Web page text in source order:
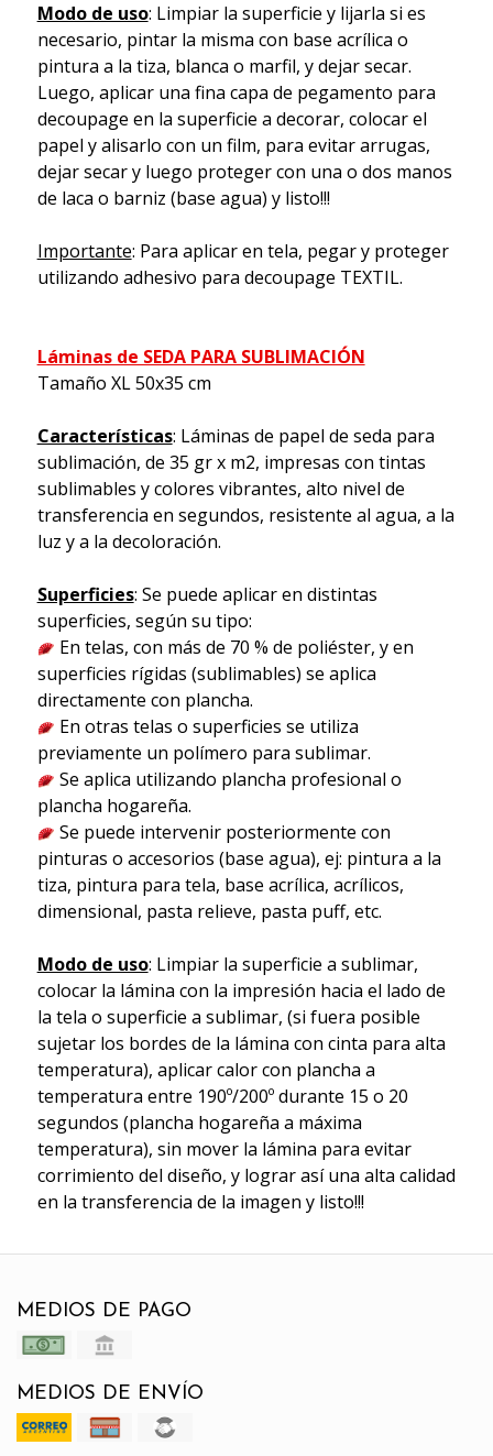
Modo de uso: Limpiar la superficie y lijarla si es
necesario, pintar la misma con base acrílica o
pintura a la tiza, blanca o marfil, y dejar secar.
Luego, aplicar una fina capa de pegamento para
decoupage en la superficie a decorar, colocar el
papel y alisarlo con un film, para evitar arrugas,
dejar secar y luego proteger con una o dos manos
de laca o barniz (base agua) y listo!!!
Importante: Para aplicar en tela, pegar y proteger
utilizando adhesivo para decoupage TEXTIL.
Láminas de SEDA PARA SUBLIMACIÓN
Tamaño XL 50x35 cm
Características: Láminas de papel de seda para
sublimación, de 35 gr x m2, impresas con tintas
sublimables y colores vibrantes, alto nivel de
transferencia en segundos, resistente al agua, a la
luz y a la decoloración.
Superficies: Se puede aplicar en distintas
superficies, según su tipo:
En telas, con más de 70 % de poliéster, y en
superficies rígidas (sublimables) se aplica
directamente con plancha.
En otras telas o superficies se utiliza
previamente un polímero para sublimar.
Se aplica utilizando plancha profesional o
plancha hogareña.
Se puede intervenir posteriormente con
pinturas o accesorios (base agua), ej: pintura a la
tiza, pintura para tela, base acrílica, acrílicos,
dimensional, pasta relieve, pasta puff, etc.
Modo de uso: Limpiar la superficie a sublimar,
colocar la lámina con la impresión hacia el lado de
la tela o superficie a sublimar, (si fuera posible
sujetar los bordes de la lámina con cinta para alta
temperatura), aplicar calor con plancha a
temperatura entre 190º/200º durante 15 o 20
segundos (plancha hogareña a máxima
temperatura), sin mover la lámina para evitar
corrimiento del diseño, y lograr así una alta calidad
en la transferencia de la imagen y listo!!!
MEDIOS DE PAGO
MEDIOS DE ENVÍO